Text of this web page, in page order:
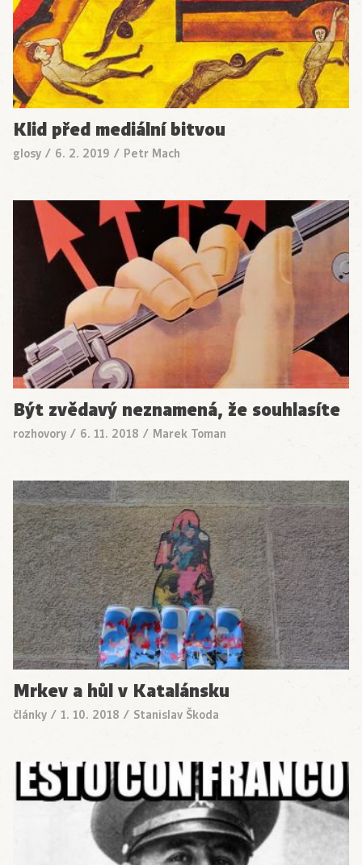
Klid před mediální bitvou
glosy / 6. 2. 2019 / Petr Mach
Být zvědavý neznamená, že souhlasíte
rozhovory / 6. 11. 2018 / Marek Toman
Mrkev a hůl v Katalánsku
články / 1. 10. 2018 / Stanislav Škoda